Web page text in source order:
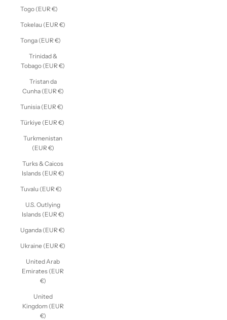
Togo (EUR €)
Tokelau (EUR €)
Tonga (EUR €)
Trinidad &
Tobago (EUR €)
Tristan da
Cunha (EUR €)
Tunisia (EUR €)
Türkiye (EUR €)
Turkmenistan
(EUR €)
Turks & Caicos
Islands (EUR €)
Tuvalu (EUR €)
U.S. Outlying
Islands (EUR €)
Uganda (EUR €)
Ukraine (EUR €)
United Arab
Emirates (EUR
€)
United
Kingdom (EUR
€)